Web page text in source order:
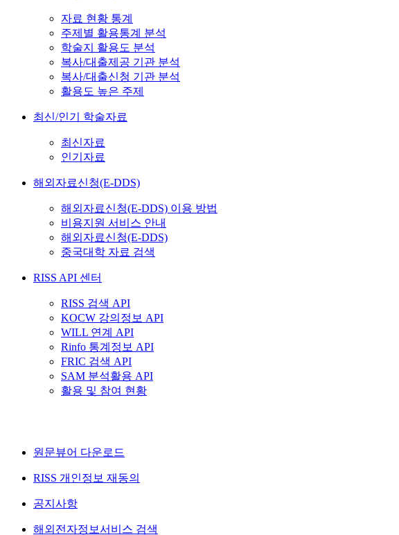
자료 현황 통계
주제별 활용통계 분석
학술지 활용도 분석
복사/대출제공 기관 분석
복사/대출신청 기관 분석
활용도 높은 주제
최신/인기 학술자료
최신자료
인기자료
해외자료신청(E-DDS)
해외자료신청(E-DDS) 이용 방법
비용지원 서비스 안내
해외자료신청(E-DDS)
중국대학 자료 검색
RISS API 센터
RISS 검색 API
KOCW 강의정보 API
WILL 연계 API
Rinfo 통계정보 API
FRIC 검색 API
SAM 분석활용 API
활용 및 참여 현황
원문뷰어 다운로드
RISS 개인정보 재동의
공지사항
해외전자정보서비스 검색